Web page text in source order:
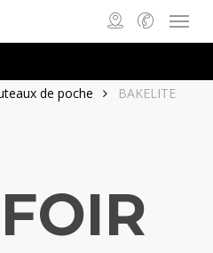
Menu
de poche BAKELITE